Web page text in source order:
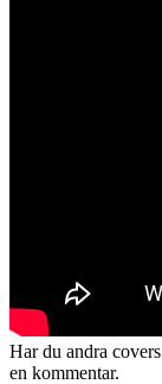
Har du andra
en kommentar.